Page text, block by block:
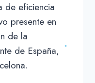
de eficiencia
presente en
de la
de España,